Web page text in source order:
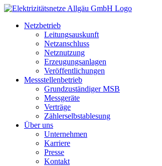
Netzbetrieb
Leitungsauskunft
Netzanschluss
Netznutzung
Erzeugungsanlagen
Veröffentlichungen
Messstellenbetrieb
Grundzuständiger MSB
Messgeräte
Verträge
Zählerselbstablesung
Über uns
Unternehmen
Karriere
Presse
Kontakt